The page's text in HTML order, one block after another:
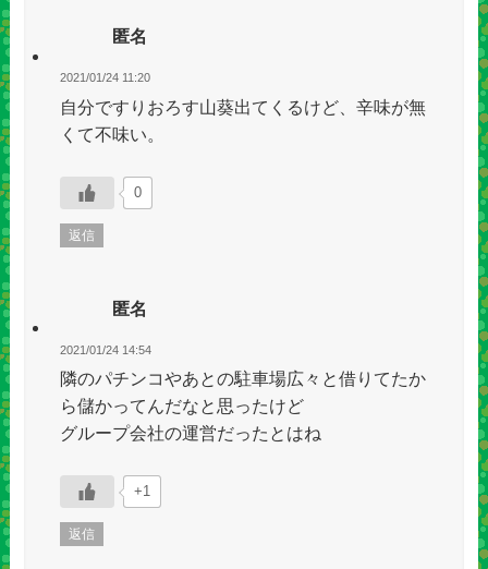
匿名
2021/01/24 11:20
自分ですりおろす山葵出てくるけど、辛味が無
くて不味い。
0
返信
匿名
2021/01/24 14:54
隣のパチンコやあとの駐車場広々と借りてたか
ら儲かってんだなと思ったけど
グループ会社の運営だったとはね
+1
返信